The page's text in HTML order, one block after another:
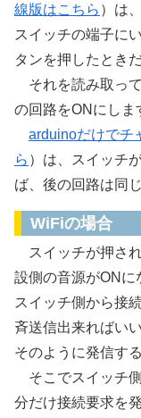
線版はこちら ）は
スイッチの端子に
タンを押したとき
それを読み取っ
の回路をONにしま
arduinoだけでチ
ら ）は、スイッチ
ば、後の回路は同じ
WiFiの場合
スイッチが押さ
設側の音源がONに
スイッチ側から接
斉送信出来ればい
そのように発信す
そこでスイッチ
分だけ接続要求を